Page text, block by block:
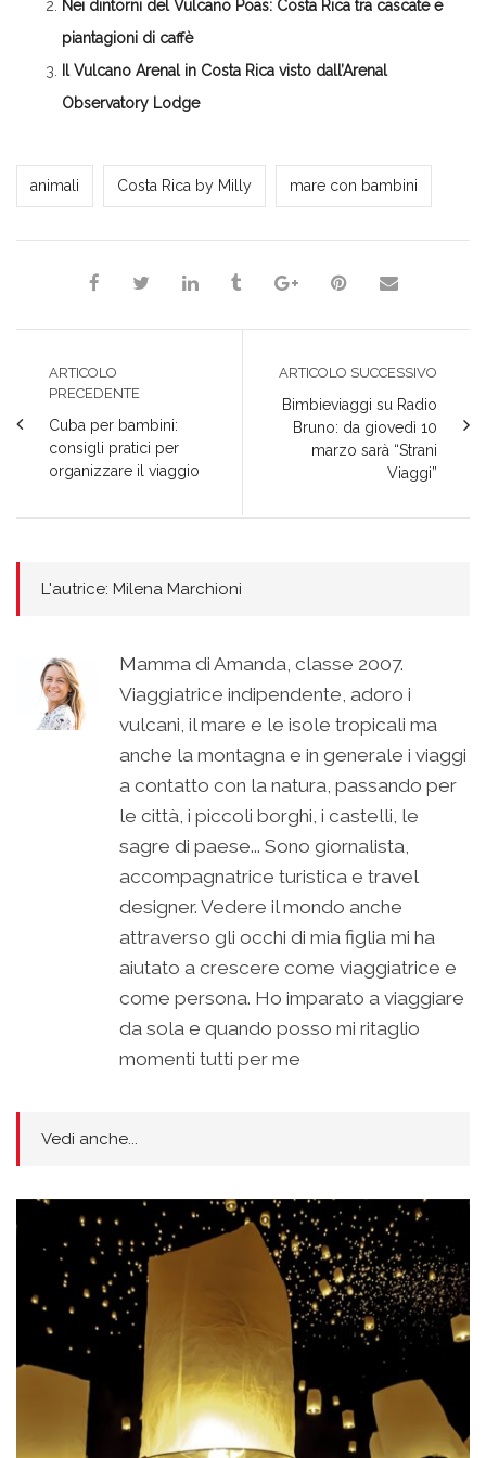
Nei dintorni del Vulcano Poas: Costa Rica tra cascate e
piantagioni di caffè
Il Vulcano Arenal in Costa Rica visto dall’Arenal
Observatory Lodge
Milena Marchioni
animali
Costa Rica by Milly mare con bambini
ARTICOLO
PRECEDENTE
Cuba per bambini:
consigli pratici per
organizzare il viaggio
ARTICOLO SUCCESSIVO
Bimbieviaggi su Radio
Bruno: da giovedì 10
marzo sarà “Strani
Viaggi”
L'autrice: Milena Marchioni
Mamma di Amanda, classe 2007.
Viaggiatrice indipendente, adoro i
vulcani, il mare e le isole tropicali ma
anche la montagna e in generale i viaggi
a contatto con la natura, passando per
le città, i piccoli borghi, i castelli, le
sagre di paese... Sono giornalista,
accompagnatrice turistica e travel
designer. Vedere il mondo anche
attraverso gli occhi di mia figlia mi ha
aiutato a crescere come viaggiatrice e
come persona. Ho imparato a viaggiare
da sola e quando posso mi ritaglio
momenti tutti per me
Vedi anche...